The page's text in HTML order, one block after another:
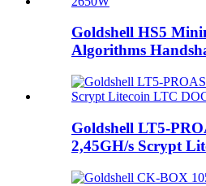
Goldshell HS5
Algorithms
Goldshell LT5-
2,45GH/s Scrypt